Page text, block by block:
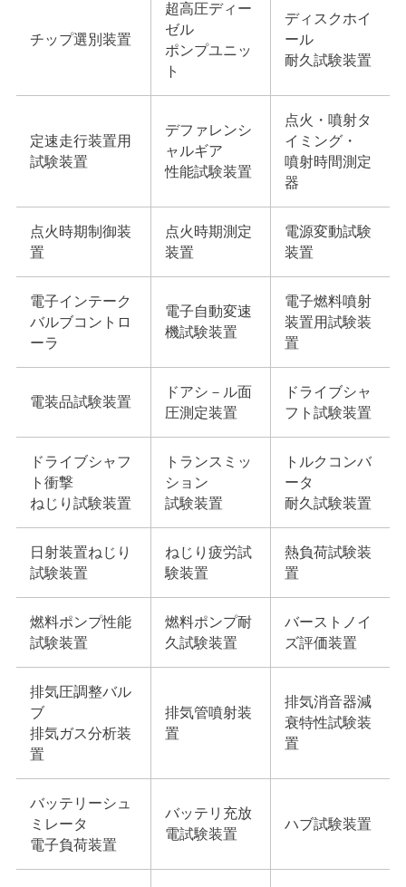
チップ選別装置
超高圧ディー
ゼル
ポンプユニッ
ト
ディスクホイ
ール
耐久試験装置
定速走行装置用
試験装置
デファレンシ
ャルギア
性能試験装置
点火・噴射タ
イミング・
噴射時間測定
器
点火時期制御装
置
点火時期測定
装置
電源変動試験
装置
電子インテーク
バルブコントロ
ーラ
電子自動変速
機試験装置
電子燃料噴射
装置用試験装
置
電装品試験装置
ドアシ－ル面
圧測定装置
ドライブシャ
フト試験装置
ドライブシャフ
ト衝撃
ねじり試験装置
トランスミッ
ション
試験装置
トルクコンバ
ータ
耐久試験装置
日射装置ねじり
試験装置
ねじり疲労試
験装置
熱負荷試験装
置
燃料ポンプ性能
試験装置
燃料ポンプ耐
久試験装置
バーストノイ
ズ評価装置
排気圧調整バル
ブ
排気ガス分析装
置
排気管噴射装
置
排気消音器減
衰特性試験装
置
バッテリーシュ
ミレータ
電子負荷装置
バッテリ充放
電試験装置
ハブ試験装置